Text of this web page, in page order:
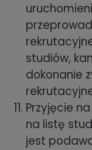
studiów,
dokonanie
Przyjęcie
na listę
jest